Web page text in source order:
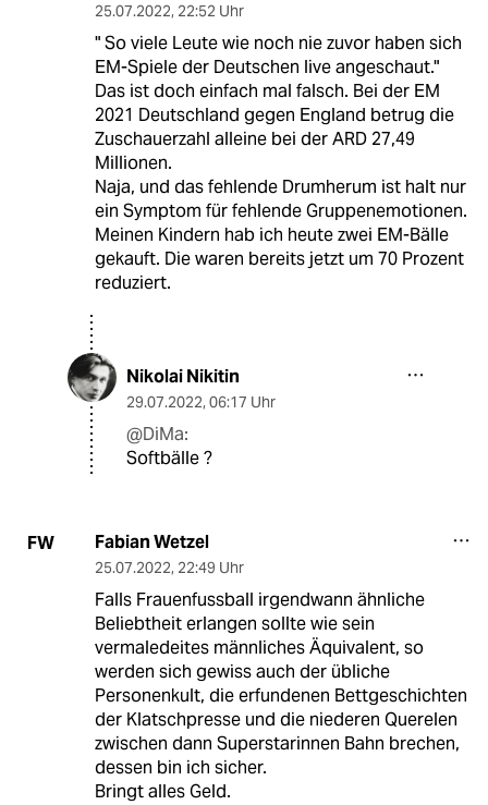
25.07.2022, 22:52 Uhr
" So viele Leute wie noch nie zuvor haben sich
EM-Spiele der Deutschen live angeschaut."
Das ist doch einfach mal falsch. Bei der EM
2021 Deutschland gegen England betrug die
Zuschauerzahl alleine bei der ARD 27,49
Millionen.
Naja, und das fehlende Drumherum ist halt nur
ein Symptom für fehlende Gruppenemotionen.
Meinen Kindern hab ich heute zwei EM-Bälle
gekauft. Die waren bereits jetzt um 70 Prozent
reduziert.
Nikolai Nikitin
29.07.2022, 06:17 Uhr
@DiMa:
Softbälle ?
FW Fabian Wetzel
25.07.2022, 22:49 Uhr
Falls Frauenfussball irgendwann ähnliche
Beliebtheit erlangen sollte wie sein
vermaledeites männliches Äquivalent, so
werden sich gewiss auch der übliche
Personenkult, die erfundenen Bettgeschichten
der Klatschpresse und die niederen Querelen
zwischen dann Superstarinnen Bahn brechen,
dessen bin ich sicher.
Bringt alles Geld.